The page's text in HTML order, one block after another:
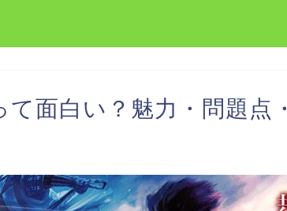
て面白い？魅力・問題点・